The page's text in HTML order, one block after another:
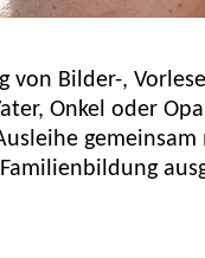
Bilder-,
Onkel oder